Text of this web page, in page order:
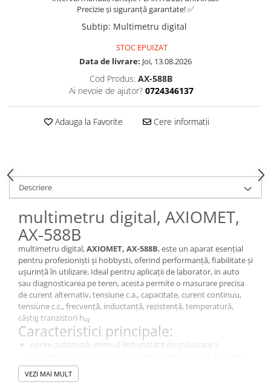
Osciloscoape UNI-T
Precizie și siguranță garantate! ✅
Subtip: Multimetru digital
STOC EPUIZAT
Data de livrare: Joi, 13.08.2026
Cod Produs: AX-588B
Ai nevoie de ajutor? 0724346137
Adauga la Favorite Cere informatii
Descriere
multimetru digital, AXIOMET,
AX-588B
multimetru digital,AXIOMET, AX-588B, este un aparat esențial
pentru profesioniști și hobbysti, oferind performanță, fiabilitate și
ușurință în utilizare. Ideal pentru aplicații de laborator, in auto
sau diagnosticarea pe teren, acesta permite o masurare precisa
de curent alternativ, tensiune c.a., capacitate, curent continuu,
tensiune c.c., frecvență, inductanță, rezistență, temperatură,
câștig tranzistori hFE
Caracteristici principale:
oprire automată, interval îmbunătățit de măsurare a
baterie descărcată, interval manual, funcție PEAK HOLD,
universal.
VEZI MAI MULT